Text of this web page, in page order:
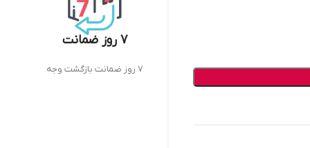
7 روز ضمانت
7 روز ضمانت بازگشت وجه